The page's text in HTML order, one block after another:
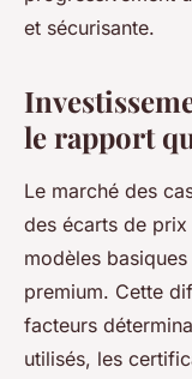
et sécurisante.
le rapport
Le marché des
des écarts de
modèles
premium. Cette
facteurs
utilisés, les